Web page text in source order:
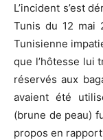
L’incident s’est
Tunis du 12 mai
Tunisienne
que l’hôtesse lui
réservés aux
avaient été
(brune de peau)
propos en